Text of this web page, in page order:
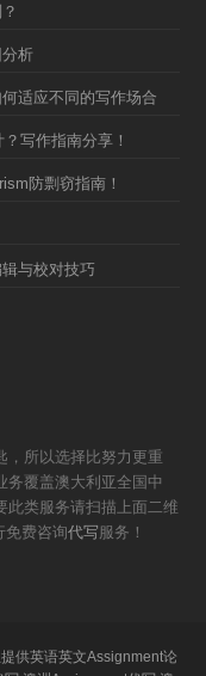
析
适应不同的写作场合
写作指南分享！
防剽窃指南！
与校对技巧
，所以选择比努力更重
务覆盖澳大利亚全国中
此类服务请扫描上面二维
免费咨询代写 服务！
供英语英文Assignment论